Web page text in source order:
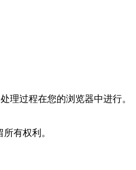
理过程在您的浏览器中进行。
所有权利。